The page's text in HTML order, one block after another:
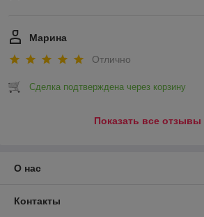
Марина
Отлично
Сделка подтверждена через корзину
Показать все отзывы
О нас
Контакты